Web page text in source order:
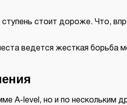
ступень стоит дороже. Что,
ведется жесткая борьба
A-level, но и по нескольким